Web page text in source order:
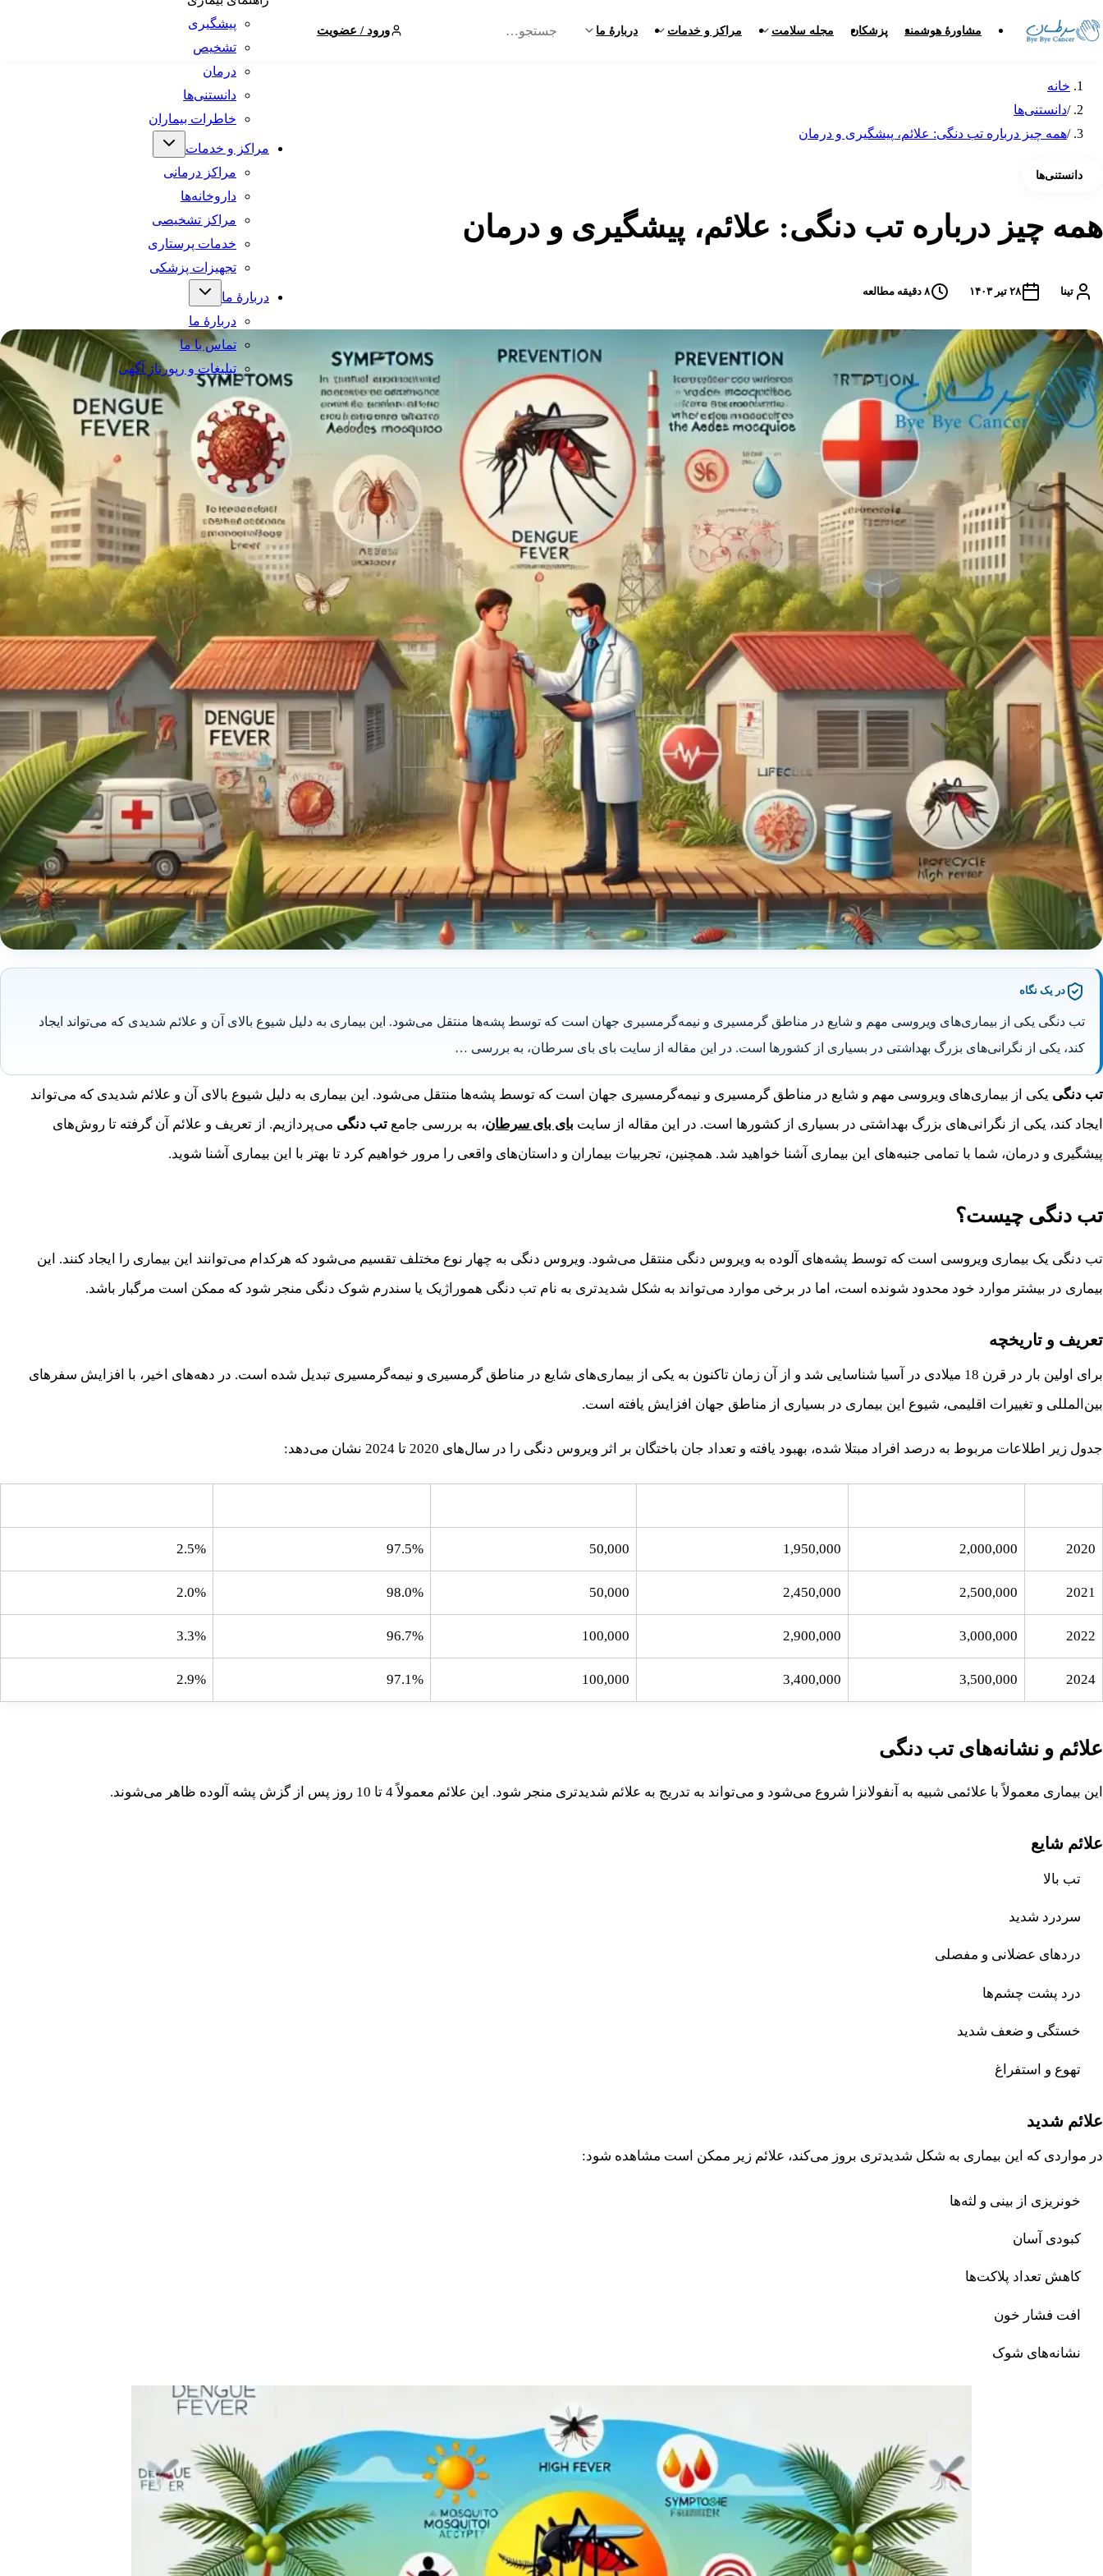
مشاورهٔ هوشمند پزشکان مجله سلامت مراکز و خدمات دربارهٔ ما ورود / عضویت
پیشگیری
تشخیص
درمان
دانستنی‌ها
خاطرات بیماران
مراکز و خدمات
مراکز درمانی
داروخانه‌ها
مراکز تشخیصی
خدمات پرستاری
تجهیزات پزشکی
دربارهٔ ما
دربارهٔ ما
تماس با ما
تبلیغات و رپورتاژ آگهی
خانه
/دانستنی‌ها
/همه چیز درباره تب دنگی: علائم، پیشگیری و درمان
دانستنی‌ها
همه چیز درباره تب دنگی: علائم، پیشگیری و درمان
تینا ۲۸ تیر ۱۴۰۳ ۸ دقیقه مطالعه
در یک نگاه
تب دنگی یکی از بیماری‌های ویروسی مهم و شایع در مناطق گرمسیری و نیمه‌گرمسیری جهان است که توسط پشه‌ها منتقل می‌شود. این بیماری به دلیل شیوع بالای آن و علائم شدیدی که می‌تواند ایجاد
کند، یکی از نگرانی‌های بزرگ بهداشتی در بسیاری از کشورها است. در این مقاله از سایت بای بای سرطان، به بررسی …
تب دنگی یکی از بیماری‌های ویروسی مهم و شایع در مناطق گرمسیری و نیمه‌گرمسیری جهان است که توسط پشه‌ها منتقل می‌شود. این بیماری به دلیل شیوع بالای آن و علائم شدیدی که می‌تواند
ایجاد کند، یکی از نگرانی‌های بزرگ بهداشتی در بسیاری از کشورها است. در این مقاله از سایت بای بای سرطان، به بررسی جامع تب دنگی می‌پردازیم. از تعریف و علائم آن گرفته تا روش‌های
پیشگیری و درمان، شما با تمامی جنبه‌های این بیماری آشنا خواهید شد. همچنین، تجربیات بیماران و داستان‌های واقعی را مرور خواهیم کرد تا بهتر با این بیماری آشنا شوید.
تب دنگی چیست؟
تب دنگی یک بیماری ویروسی است که توسط پشه‌های آلوده به ویروس دنگی منتقل می‌شود. ویروس دنگی به چهار نوع مختلف تقسیم می‌شود که هرکدام می‌توانند این بیماری را ایجاد کنند. این
بیماری در بیشتر موارد خود محدود شونده است، اما در برخی موارد می‌تواند به شکل شدیدتری به نام تب دنگی هموراژیک یا سندرم شوک دنگی منجر شود که ممکن است مرگبار باشد.
تعریف و تاریخچه
برای اولین بار در قرن 18 میلادی در آسیا شناسایی شد و از آن زمان تاکنون به یکی از بیماری‌های شایع در مناطق گرمسیری و نیمه‌گرمسیری تبدیل شده است. در دهه‌های اخیر، با افزایش سفرهای
بین‌المللی و تغییرات اقلیمی، شیوع این بیماری در بسیاری از مناطق جهان افزایش یافته است.
جدول زیر اطلاعات مربوط به درصد افراد مبتلا شده، بهبود یافته و تعداد جان باختگان بر اثر ویروس دنگی را در سال‌های 2020 تا 2024 نشان می‌دهد:
2020
2,000,000
1,950,000
50,000
97.5%
2.5%
2021
2,500,000
2,450,000
50,000
98.0%
2.0%
2022
3,000,000
2,900,000
100,000
96.7%
3.3%
2024
3,500,000
3,400,000
100,000
97.1%
2.9%
علائم و نشانه‌های تب دنگی
این بیماری معمولاً با علائمی شبیه به آنفولانزا شروع می‌شود و می‌تواند به تدریج به علائم شدیدتری منجر شود. این علائم معمولاً 4 تا 10 روز پس از گزش پشه آلوده ظاهر می‌شوند.
علائم شایع
تب بالا
سردرد شدید
دردهای عضلانی و مفصلی
درد پشت چشم‌ها
خستگی و ضعف شدید
تهوع و استفراغ
علائم شدید
در مواردی که این بیماری به شکل شدیدتری بروز می‌کند، علائم زیر ممکن است مشاهده شود:
خونریزی از بینی و لثه‌ها
کبودی آسان
کاهش تعداد پلاکت‌ها
افت فشار خون
نشانه‌های شوک